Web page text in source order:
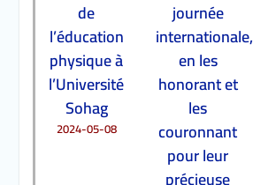
de
l’éducation
physique à
l’Université
Sohag
2024-05-08
journée
internationale,
en les
honorant et
les
couronnant
pour leur